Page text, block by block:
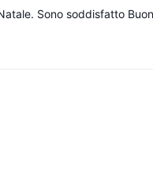
Sono soddisfatto